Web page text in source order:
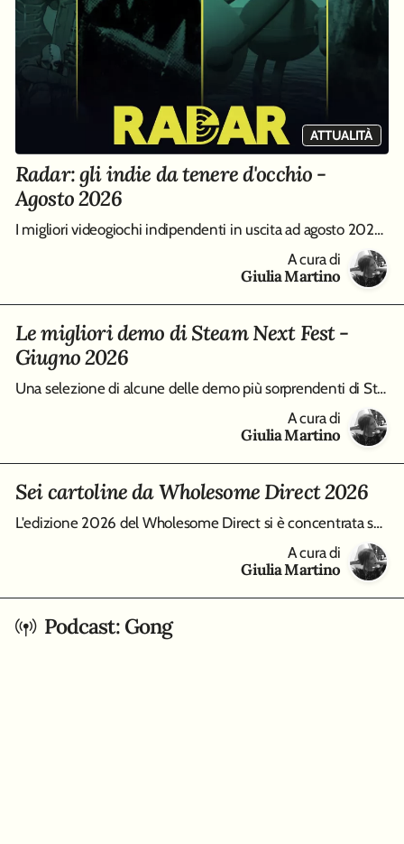
ATTUALITÀ
Radar: gli indie da tenere d'occhio -
Agosto 2026
I migliori videogiochi indipendenti in uscita ad agosto 2026, da Big Walk a Entropy
A cura di
Giulia Martino
Le migliori demo di Steam Next Fest -
Giugno 2026
Una selezione di alcune delle demo più sorprendenti di Steam Next Fest, edizione Giugno 2026, da Virtue and a Sledgehammer a Burn-9
A cura di
Giulia Martino
Sei cartoline da Wholesome Direct 2026
L'edizione 2026 del Wholesome Direct si è concentrata su molti modi differenti di intendere i cozy game, qui raccolti in un piccolo best of di sei tracce
A cura di
Giulia Martino
Podcast: Gong